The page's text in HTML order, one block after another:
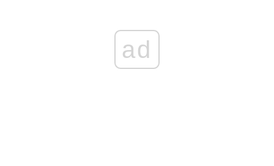
ad